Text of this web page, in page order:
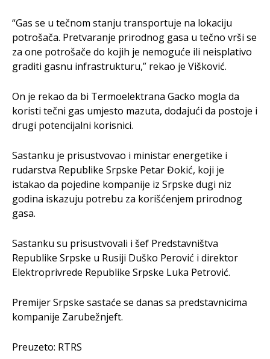
“Gas se u tečnom stanju transportuje na lokaciju
potrošača. Pretvaranje prirodnog gasa u tečno vrši se
za one potrošače do kojih je nemoguće ili neisplativo
graditi gasnu infrastrukturu,” rekao je Višković.
On je rekao da bi Termoelektrana Gacko mogla da
koristi tečni gas umjesto mazuta, dodajući da postoje i
drugi potencijalni korisnici.
Sastanku je prisustvovao i ministar energetike i
rudarstva Republike Srpske Petar Đokić, koji je
istakao da pojedine kompanije iz Srpske dugi niz
godina iskazuju potrebu za korišćenjem prirodnog
gasa.
Sastanku su prisustvovali i šef Predstavništva
Republike Srpske u Rusiji Duško Perović i direktor
Elektroprivrede Republike Srpske Luka Petrović.
Premijer Srpske sastaće se danas sa predstavnicima
kompanije Zarubežnjeft.
Preuzeto: RTRS